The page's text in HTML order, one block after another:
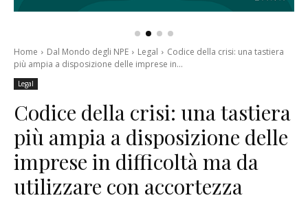
Home Dal Mondo degli NPE Legal
Codice della crisi: una tastiera
più ampia a disposizione delle imprese in...
Legal
Codice della crisi: una tastiera
più ampia a disposizione delle
imprese in difficoltà ma da
utilizzare con accortezza